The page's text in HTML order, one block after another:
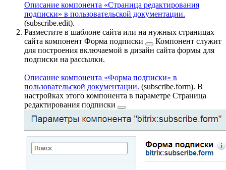
Описание компонента «Страница редактирования
подписки» в пользовательской документации.
(subscribe.edit).
Разместите в шаблоне сайта или на нужных страницах
сайта компонент Форма подписки
Компонент служит
для построения включаемой в дизайн сайта формы для
подписки на рассылки.
Описание компонента «Форма подписки» в
пользовательской документации. (subscribe.form). В
настройках этого компонента в параметре Страница
редактирования подписки